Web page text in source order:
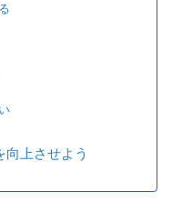
上させよう